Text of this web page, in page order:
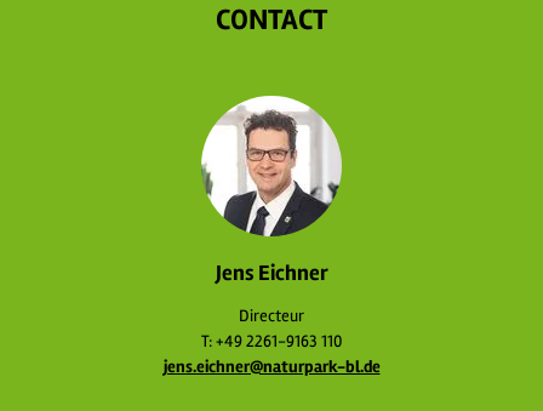
CONTACT
Jens Eichner
Directeur
T: +49 2261-9163 110
jens.eichner@naturpark-bl.de